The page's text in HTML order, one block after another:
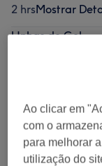
2 hrsMostrar
Unhas de Gel
MANICURE
Madeixas
1 hr 30 mins - 3
Mostrar Detalhes
Ao clicar em
com o
para melhorar
utilização do